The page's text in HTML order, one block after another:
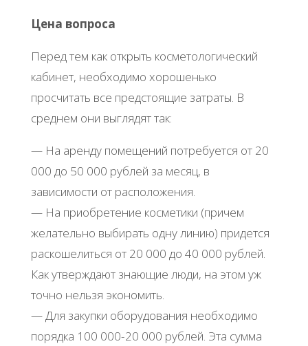
Цена вопроса
Перед тем как открыть косметологический
кабинет, необходимо хорошенько
просчитать все предстоящие затраты. В
среднем они выглядят так:
— На аренду помещений потребуется от 20
000 до 50 000 рублей за месяц, в
зависимости от расположения.
— На приобретение косметики (причем
желательно выбирать одну линию) придется
раскошелиться от 20 000 до 40 000 рублей.
Как утверждают знающие люди, на этом уж
точно нельзя экономить.
— Для закупки оборудования необходимо
порядка 100 000-20 000 рублей. Эта сумма